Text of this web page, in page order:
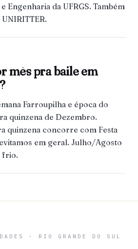
Engenharia da UFRGS. Também
UNIRITTER.
mês pra baile em
Farroupilha e época do
quinzena de Dezembro.
quinzena concorre com Festa
em geral. Julho/Agosto
frio.
· RIO GRANDE DO SUL